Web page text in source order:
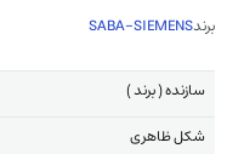
برندSABA-SIEMENS
سازنده ( برند )
شکل ظاهری